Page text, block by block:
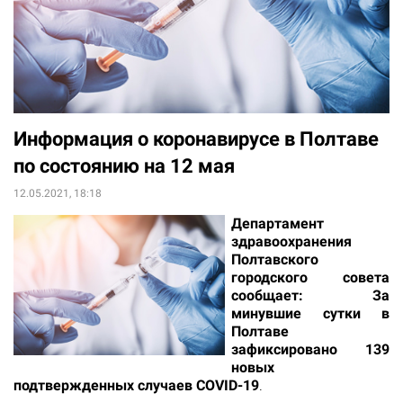
Информация о коронавирусе в Полтаве
по состоянию на 12 мая
12.05.2021, 18:18
Департамент
здравоохранения
Полтавского
городского совета
сообщает: За
минувшие сутки в
Полтаве
зафиксировано 139
новых
подтвержденных случаев COVID-19.